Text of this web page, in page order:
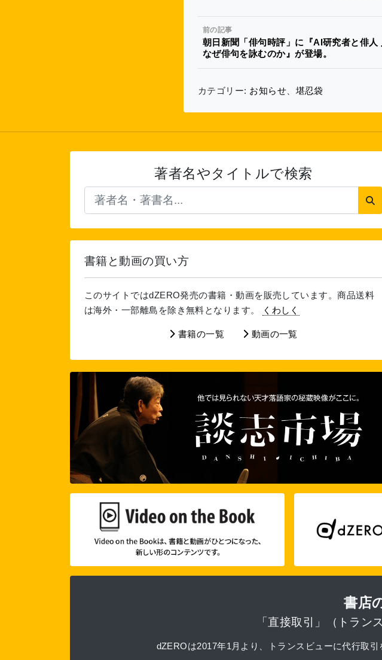
前の記事
朝日新聞「俳句時評」に『AI研究者と俳人
なぜ俳句を詠むのか』が登場。
カテゴリー: お知らせ 堪忍袋
著者名やタイトルで検索
書籍と動画の買い方
このサイトではdZERO発売の書籍・動画を販売しています。商品送料
は海外・一部離島を除き無料となります。
くわしく
書籍の一覧 動画の一覧
書店
「直接取引」（トラン
dZEROは2017年1月より、トランスビューに代行取